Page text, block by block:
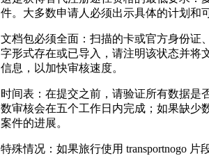
件。大多数申请人必须出示具体的计划和
文档包必须全面：扫描的卡或官方身份证
字形式存在或已导入，请注明该状态并将
信息，以加快审核速度。
时间表：在提交之前，请验证所有数据是
数审核会在五个工作日内完成；如果缺少
案件的进展。
特殊情况：如果旅行使用 transportnogo